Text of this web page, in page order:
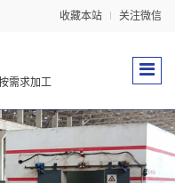
收藏本站 关注微信
需求加工